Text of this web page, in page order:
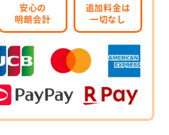
安心の
明朗会計
追加料金は
一切なし